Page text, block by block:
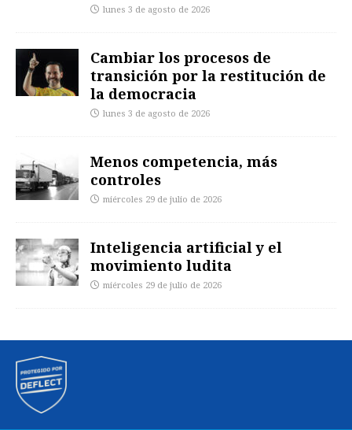
lunes 3 de agosto de 2026
Cambiar los procesos de
transición por la restitución de
la democracia
lunes 3 de agosto de 2026
Menos competencia, más
controles
miércoles 29 de julio de 2026
Inteligencia artificial y el
movimiento ludita
miércoles 29 de julio de 2026